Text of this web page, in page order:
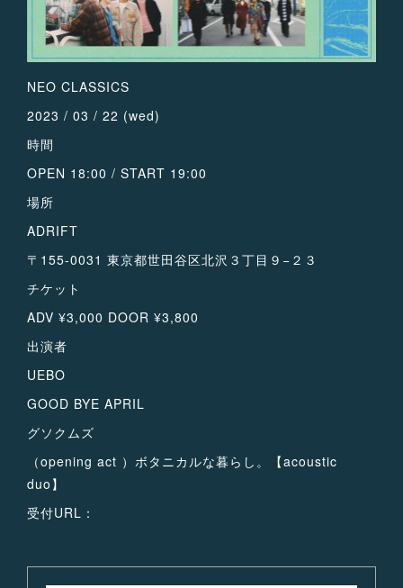
NEO CLASSICS
2023 / 03 / 22 (wed)
時間
OPEN 18:00 / START 19:00
場所
ADRIFT
〒155-0031 東京都世田谷区北沢３丁目９−２３
チケット
ADV ¥3,000 DOOR ¥3,800
出演者
UEBO
GOOD BYE APRIL
グソクムズ
（opening act ）ボタニカルな暮らし。【acoustic
duo】
受付URL：